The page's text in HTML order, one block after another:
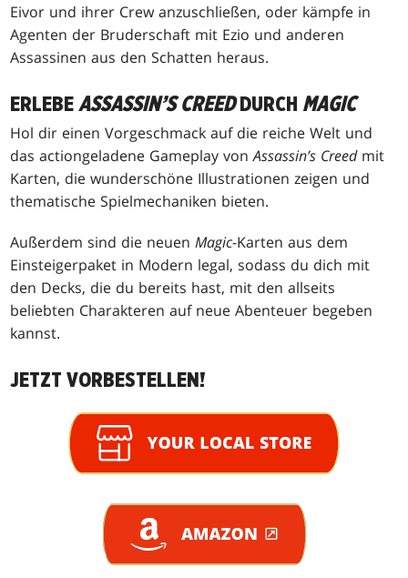
Eivor und ihrer Crew anzuschließen, oder kämpfe in
Agenten der Bruderschaft mit Ezio und anderen
Assassinen aus den Schatten heraus.
ERLEBEASSASSIN’S CREEDDURCH MAGIC
Hol dir einen Vorgeschmack auf die reiche Welt und
das actiongeladene Gameplay vonAssassin’s Creedmit
Karten, die wunderschöne Illustrationen zeigen und
thematische Spielmechaniken bieten.
Außerdem sind die neuenMagic-Karten aus dem
Einsteigerpaket in Modern legal, sodass du dich mit
den Decks, die du bereits hast, mit den allseits
beliebten Charakteren auf neue Abenteuer begeben
kannst.
JETZT VORBESTELLEN!